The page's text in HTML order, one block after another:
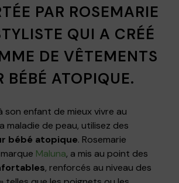
PAR ROSEMARIE
QUI A CRÉÉ
DE VÊTEMENTS
BÉBÉ ATOPIQUE.
son enfant de mieux vivre au
maladie de peau, utilisez des
bébé atopique. Rosemarie
Maluna, a mis au point des
, renforcés au niveau des